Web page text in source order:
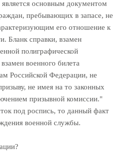
основным документом
пребывающих в запасе, не
его отношение к
Бланк справки, взамен
полиграфической
военного билета
Российской Федерации, не
не имея на то законных
призывной комиссии."
под роспись, то данный факт
военной службы.